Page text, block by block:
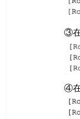
③在
④在